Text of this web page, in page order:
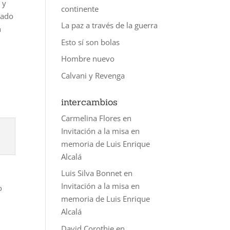
y
continente
La paz a través de la guerra
Esto sí son bolas
Hombre nuevo
Calvani y Revenga
intercambios
Carmelina Flores en
Invitación a la misa en
memoria de Luis Enrique
Alcalá
Luis Silva Bonnet en
Invitación a la misa en
memoria de Luis Enrique
Alcalá